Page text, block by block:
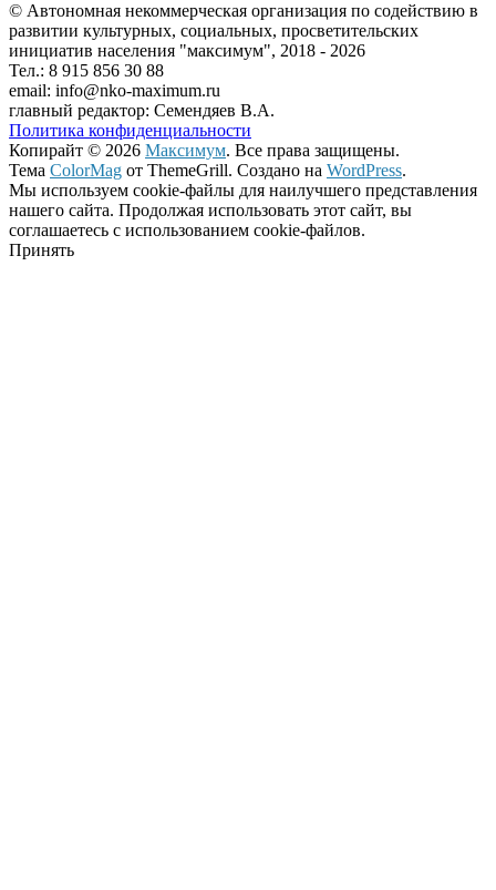
© Автономная некоммерческая организация по содействию в
развитии культурных, социальных, просветительских
инициатив населения "максимум", 2018 - 2026
Тел.: 8 915 856 30 88
email: info@nko-maximum.ru
главный редактор: Семендяев В.А.
Политика конфиденциальности
Копирайт © 2026 Максимум. Все права защищены.
Тема ColorMag от ThemeGrill. Создано на WordPress.
Мы используем cookie-файлы для наилучшего представления
нашего сайта. Продолжая использовать этот сайт, вы
соглашаетесь с использованием cookie-файлов.
Принять